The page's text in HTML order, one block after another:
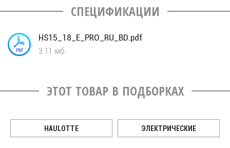
CПЕЦИФИКАЦИИ
HS15_18_E_PRO_RU_BD.pdf
3.11 мб
ЭТОТ ТОВАР В ПОДБОРКАХ
HAULOTTE ЭЛЕКТРИЧЕСКИЕ